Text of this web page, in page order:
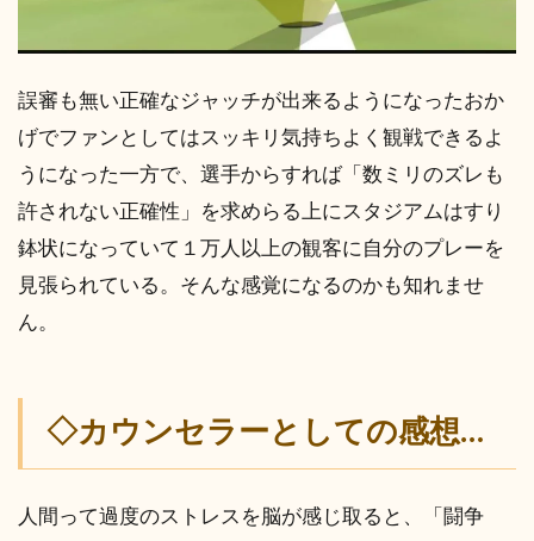
誤審も無い正確なジャッチが出来るようになったおか
げでファンとしてはスッキリ気持ちよく観戦できるよ
うになった一方で、選手からすれば「数ミリのズレも
許されない正確性」を求めらる上にスタジアムはすり
鉢状になっていて１万人以上の観客に自分のプレーを
見張られている。そんな感覚になるのかも知れませ
ん。
◇カウンセラーとしての感想…
人間って過度のストレスを脳が感じ取ると、「闘争